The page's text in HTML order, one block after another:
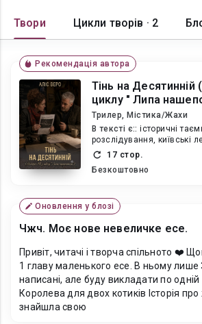
Твори Цикли творів · 2
Рекомендація автора
Тінь на Десятинній
циклу " Липа
Трилер, Містика/Жахи
В текcті є:: історичні таємниці, приватні
розслідування, київські
17 стор.
Безкоштовно
Оновлення у блозі
Чжч. Моє нове невеличке есе.
Привіт, читачі і творча спільното ❤️
1 главу маленького есе. В ньому лише
написані, але буду викладати по одній
Королева для двох котиків Історія про
знайшла свою